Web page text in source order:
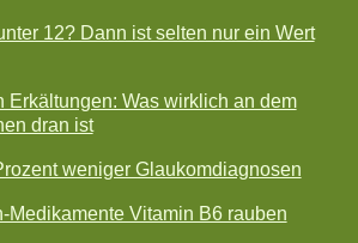
12? Dann ist selten nur ein Wert
Erkältungen: Was wirklich an dem
dran ist
weniger Glaukomdiagnosen
Medikamente Vitamin B6 rauben